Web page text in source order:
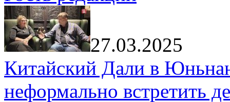
27.03.2025
Китайский Дали в
неформально встретить